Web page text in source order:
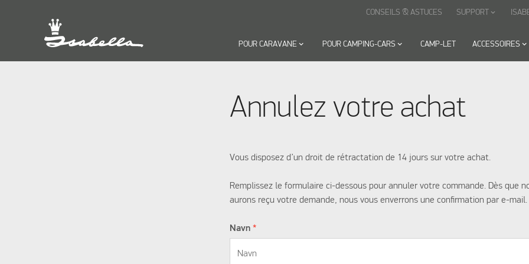
POUR CARAVANE keyboard_arrow_down POUR CAMPING-CARSkeyboard_arrow_down CAMP-LET ACCESSOIRES keyboard_arrow_down
CONSEILS & ASTUCES SUPPORT keyboard_arrow_down
Annulez votre achat
Vous disposez d’un droit de rétractation de 14 jours sur votre achat.
Remplissez le formulaire ci-dessous pour annuler votre commande. Dès que
aurons reçu votre demande, nous vous enverrons une confirmation par e-mail.
Navn*